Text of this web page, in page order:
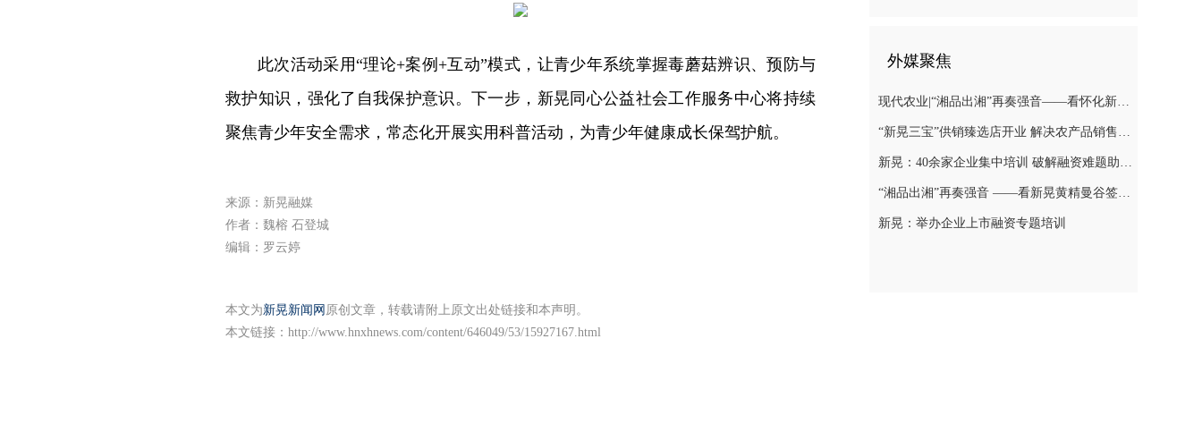
此次活动采用“理论+案例+互动”模式，让青少年系统掌握毒蘑菇辨识、预防与
救护知识，强化了自我保护意识。下一步，新晃同心公益社会工作服务中心将持续
聚焦青少年安全需求，常态化开展实用科普活动，为青少年健康成长保驾护航。
来源：新晃融媒
作者：魏榕 石登城
编辑：罗云婷
本文为新晃新闻网 原创文章，转载请附上原文出处链接和本声明。
本文链接： http://www.hnxhnews.com/content/646049/53/15927167.html
外媒聚焦
现代农业|“湘品出湘”再奏强音——看怀化新晃黄精曼谷签单背后的“强链密码”
“新晃三宝”供销臻选店开业 解决农产品销售难题
新晃：40余家企业集中培训 破解融资难题助力发展
“湘品出湘”再奏强音 ——看新晃黄精曼谷签单背后的“强链密码”
新晃：举办企业上市融资专题培训